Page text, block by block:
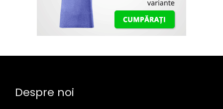
Despre noi